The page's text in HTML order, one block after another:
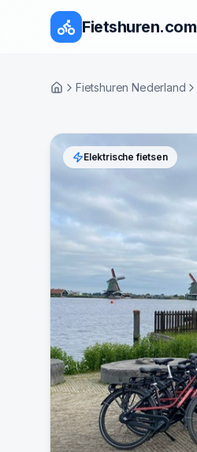
Fietshuren.com
HomeFietshuren Nederland
Elektrische fietsen